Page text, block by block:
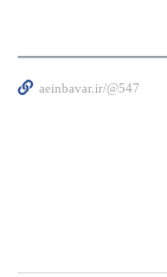
aeinbavar.ir/@547